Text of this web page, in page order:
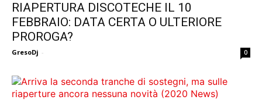
RIAPERTURA DISCOTECHE IL 10
FEBBRAIO: DATA CERTA O ULTERIORE
PROROGA?
GresoDj - 0